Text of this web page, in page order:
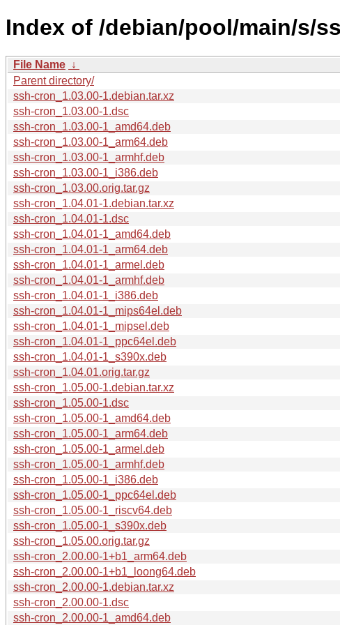
Index of /debian/pool/main/s/
File Name ↓
Parent directory/
ssh-cron_1.03.00-1.debian.tar.xz
ssh-cron_1.03.00-1.dsc
ssh-cron_1.03.00-1_amd64.deb
ssh-cron_1.03.00-1_arm64.deb
ssh-cron_1.03.00-1_armhf.deb
ssh-cron_1.03.00-1_i386.deb
ssh-cron_1.03.00.orig.tar.gz
ssh-cron_1.04.01-1.debian.tar.xz
ssh-cron_1.04.01-1.dsc
ssh-cron_1.04.01-1_amd64.deb
ssh-cron_1.04.01-1_arm64.deb
ssh-cron_1.04.01-1_armel.deb
ssh-cron_1.04.01-1_armhf.deb
ssh-cron_1.04.01-1_i386.deb
ssh-cron_1.04.01-1_mips64el.deb
ssh-cron_1.04.01-1_mipsel.deb
ssh-cron_1.04.01-1_ppc64el.deb
ssh-cron_1.04.01-1_s390x.deb
ssh-cron_1.04.01.orig.tar.gz
ssh-cron_1.05.00-1.debian.tar.xz
ssh-cron_1.05.00-1.dsc
ssh-cron_1.05.00-1_amd64.deb
ssh-cron_1.05.00-1_arm64.deb
ssh-cron_1.05.00-1_armel.deb
ssh-cron_1.05.00-1_armhf.deb
ssh-cron_1.05.00-1_i386.deb
ssh-cron_1.05.00-1_ppc64el.deb
ssh-cron_1.05.00-1_riscv64.deb
ssh-cron_1.05.00-1_s390x.deb
ssh-cron_1.05.00.orig.tar.gz
ssh-cron_2.00.00-1+b1_arm64.deb
ssh-cron_2.00.00-1+b1_loong64.deb
ssh-cron_2.00.00-1.debian.tar.xz
ssh-cron_2.00.00-1.dsc
ssh-cron_2.00.00-1_amd64.deb